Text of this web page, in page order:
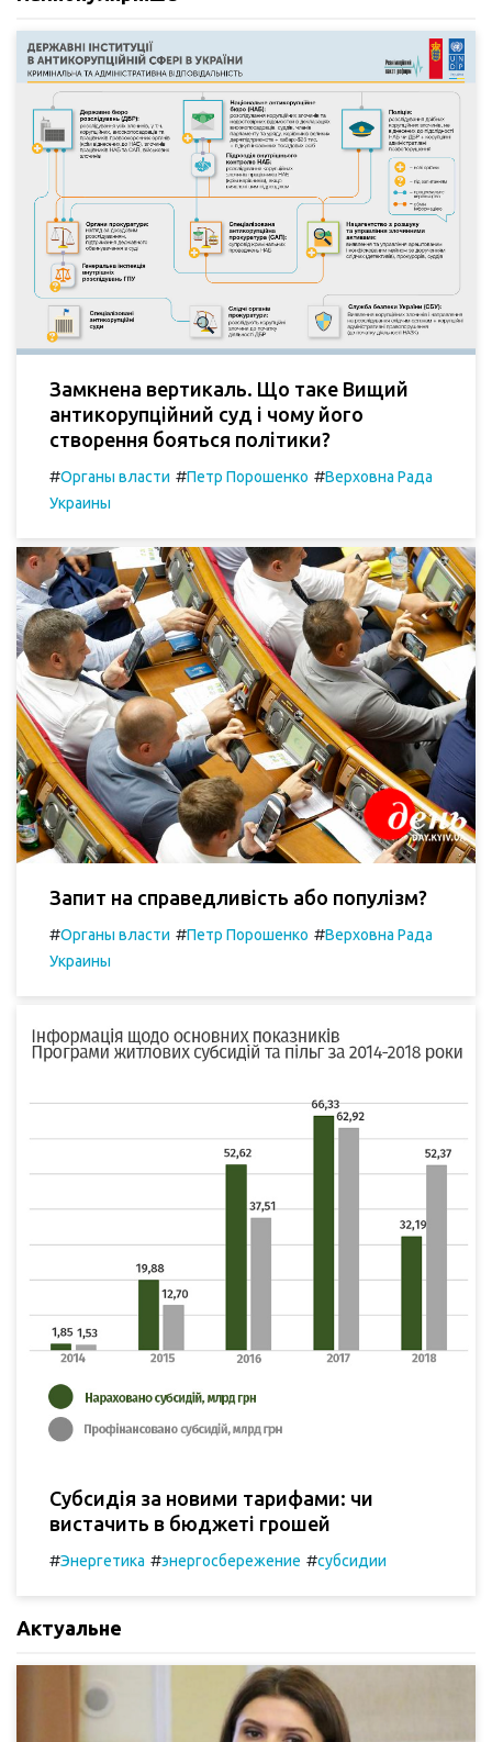
Замкнена вертикаль. Що таке Вищий
антикорупційний суд і чому його
створення бояться політики?
#Органы власти #Петр Порошенко #Верховна Рада
Украины
Запит на справедливість або популізм?
#Органы власти #Петр Порошенко #Верховна Рада
Украины
Субсидія за новими тарифами: чи
вистачить в бюджеті грошей
#Энергетика #энергосбережение #субсидии
Актуальне